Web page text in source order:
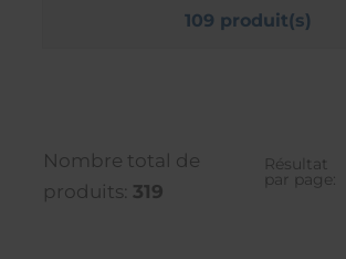
109 produit(s)
Nombre total de
produits: 319
Résultat
par page: